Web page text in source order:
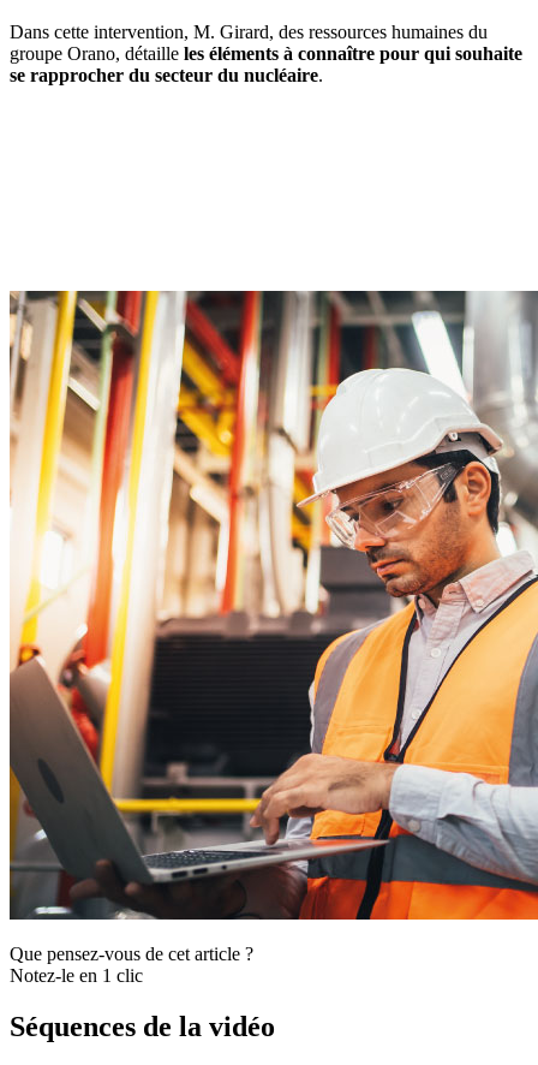
Dans cette intervention, M. Girard, des ressources humaines du
groupe Orano, détaille les éléments à connaître pour qui souhaite
se rapprocher du secteur du nucléaire.
Que pensez-vous de cet article ?
Notez-le en 1 clic
Séquences de la vidéo